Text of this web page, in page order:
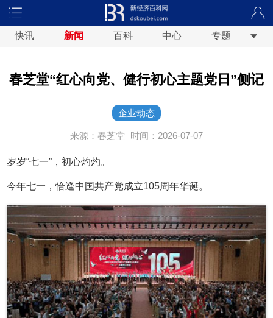
快讯 新闻 百科 中心 专题
春芝堂“红心向党、健行初心主题党日”侧记
企业动态
来源：春芝堂 时间：2026-07-07
岁岁“七一”，初心灼灼。
今年七一，恰逢中国共产党成立105周年华诞。